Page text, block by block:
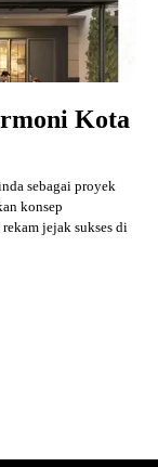
Kota
sebagai proyek
konsep
jejak sukses di